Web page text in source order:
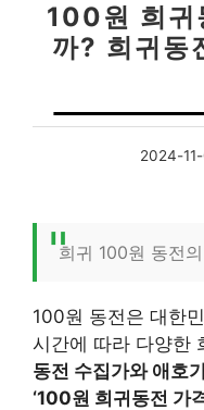
100원 희귀
까? 희귀동
2024-
희귀 100원 동전
100원 동전은 대한
시간에 따라 다양한
동전 수집가와 애호
‘100원 희귀동전 가